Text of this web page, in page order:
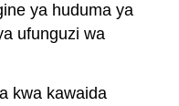
ya huduma ya
ufunguzi wa
kwa kawaida